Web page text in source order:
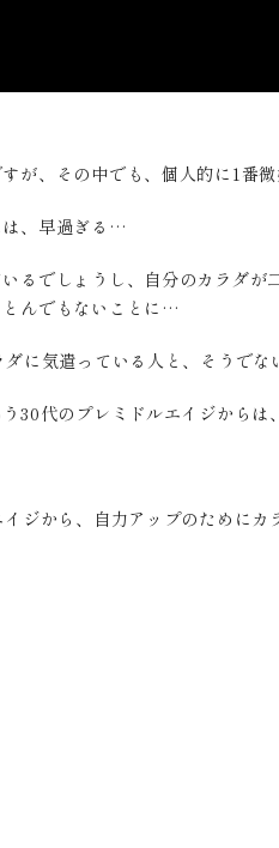
が、その中でも、個人的に1番
は、早過ぎる…
るでしょうし、自分のカラダ
んでもないことに…
に気遣っている人と、そうでな
30代のプレミドルエイジから
ジから、自力アップのためにカ